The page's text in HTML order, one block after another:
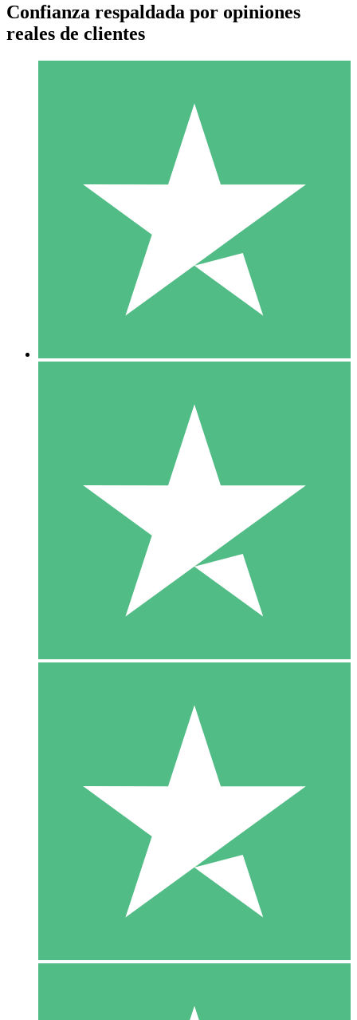
Paquetes de Créditos Individuales
Paga según el uso con créditos de descarga. Sin compromiso
10 00
10 Descargas
20 00
Confianza respaldada por opiniones
reales de clientes